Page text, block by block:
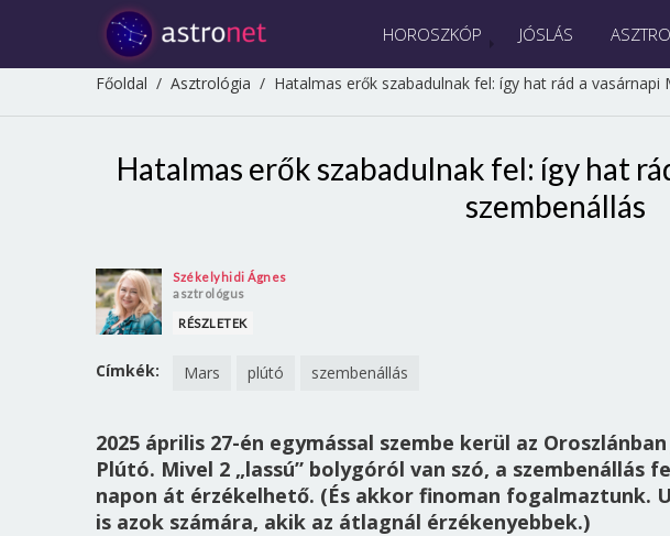
HOROSZKÓP JÓSLÁS
Főoldal / Asztrológia / Hatalmas erők szabadulnak fel: így hat rád a vasárnapi
Hatalmas erők szabadulnak fel: így hat
szembenállás
Székelyhidi Ágnes
asztrológus
RÉSZLETEK
Címkék: Mars plútó szembenállás
2025 április 27-én egymással szembe kerül az
Plútó. Mivel 2 „lassú” bolygóról van szó, a szembenállás
napon át érzékelhető. (És akkor finoman fogalmaztunk.
is azok számára, akik az átlagnál érzékenyebbek.)